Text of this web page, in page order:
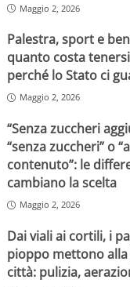
Maggio 2, 2026
Palestra, sport e
quanto costa
perché lo Stato ci
Maggio 2, 2026
“Senza zuccheri
“senza zuccheri” o
contenuto”: le
cambiano la scelta
Maggio 2, 2026
Dai viali ai cortili, i
pioppo mettono
città: pulizia,